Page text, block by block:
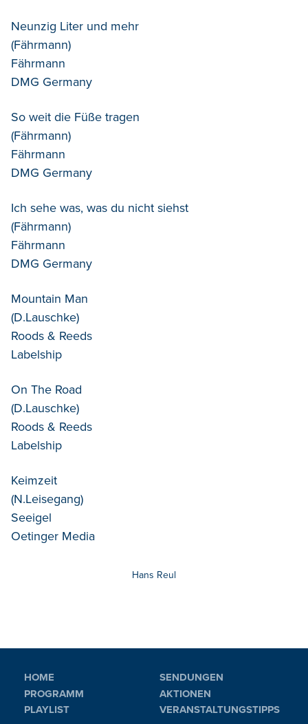
Neunzig Liter und mehr
(Fährmann)
Fährmann
DMG Germany
So weit die Füße tragen
(Fährmann)
Fährmann
DMG Germany
Ich sehe was, was du nicht siehst
(Fährmann)
Fährmann
DMG Germany
Mountain Man
(D.Lauschke)
Roods & Reeds
Labelship
On The Road
(D.Lauschke)
Roods & Reeds
Labelship
Keimzeit
(N.Leisegang)
Seeigel
Oetinger Media
Hans Reul
HOME
PROGRAMM
PLAYLIST
SENDUNGEN
AKTIONEN
VERANSTALTUNGSTIPPS